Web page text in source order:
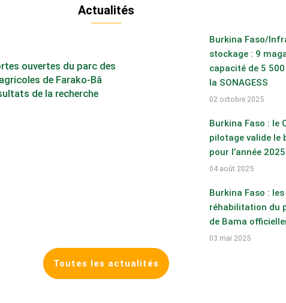
Actualités
ouvertes du parc des
de Farako-Bâ
de la recherche
Burkina Faso/
stockage : 9
capacité de 5
la SONAGESS
02 octobre 2025
Burkina Faso : le
pilotage valide le
pour l’année 2025
04 août 2025
Burkina Faso :
réhabilitation du
de Bama
03 mai 2025
Toutes les actualités